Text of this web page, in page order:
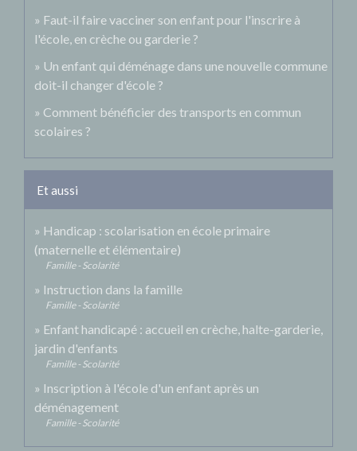
Faut-il faire vacciner son enfant pour l'inscrire à
l'école, en crèche ou garderie ?
Un enfant qui déménage dans une nouvelle commune
doit-il changer d'école ?
Comment bénéficier des transports en commun
scolaires ?
Et aussi
Handicap : scolarisation en école primaire
(maternelle et élémentaire)
Famille - Scolarité
Instruction dans la famille
Famille - Scolarité
Enfant handicapé : accueil en crèche, halte-garderie,
jardin d'enfants
Famille - Scolarité
Inscription à l'école d'un enfant après un
déménagement
Famille - Scolarité